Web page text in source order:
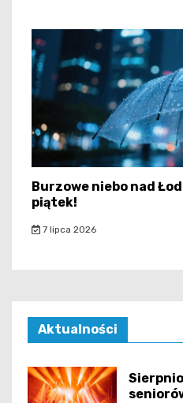
Burzowe niebo nad
piątek!
7 lipca 2026
Aktualności